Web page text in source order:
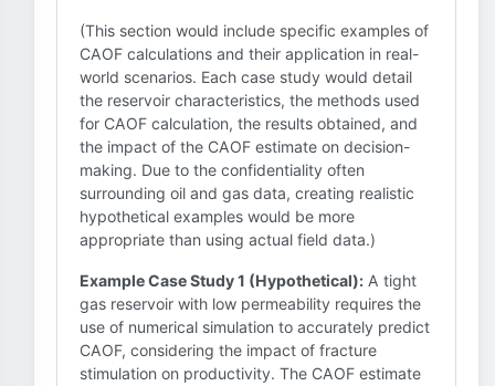
(This section would include specific examples of
CAOF calculations and their application in real-
world scenarios. Each case study would detail
the reservoir characteristics, the methods used
for CAOF calculation, the results obtained, and
the impact of the CAOF estimate on decision-
making. Due to the confidentiality often
surrounding oil and gas data, creating realistic
hypothetical examples would be more
appropriate than using actual field data.)
Example Case Study 1 (Hypothetical): A tight
gas reservoir with low permeability requires the
use of numerical simulation to accurately predict
CAOF, considering the impact of fracture
stimulation on productivity. The CAOF estimate